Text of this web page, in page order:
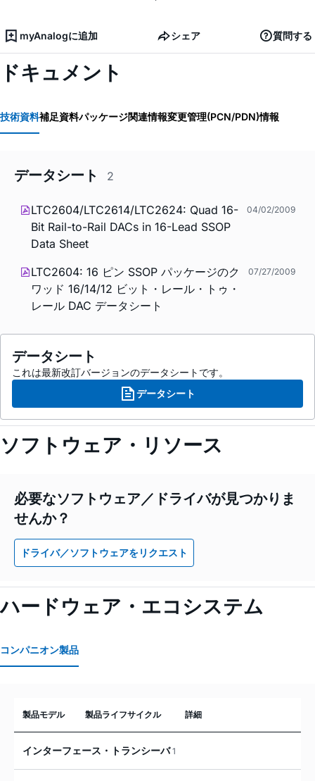
myAnalogに追加 シェア 質問する
ドキュメント
技術資料補足資料パッケージ関連情報変更管理(PCN/PDN)情報
データシート 2
LTC2604/LTC2614/LTC2624: Quad 16-
Bit Rail-to-Rail DACs in 16-Lead SSOP
Data Sheet
04/02/2009
LTC2604: 16 ピン SSOP パッケージのク
ワッド 16/14/12 ビット・レール・トゥ・
レール DAC データシート
07/27/2009
データシート
これは最新改訂バージョンのデータシートです。
データシート
ソフトウェア・リソース
必要なソフトウェア／ドライバが見つかりま
せんか？
ドライバ／ソフトウェアをリクエスト
ハードウェア・エコシステム
コンパニオン製品
製品モデル 製品ライフサイクル 詳細
インターフェース・トランシーバ1